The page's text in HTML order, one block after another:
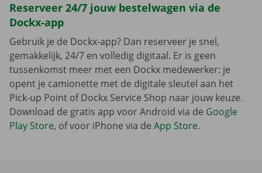
Reserveer 24/7 jouw bestelwagen via de
Dockx-app
Gebruik je de Dockx-app? Dan reserveer je snel,
gemakkelijk, 24/7 en volledig digitaal. Er is geen
tussenkomst meer met een Dockx medewerker: je
opent je camionette met de digitale sleutel aan het
Pick-up Point of Dockx Service Shop naar jouw keuze.
Download de gratis app voor Android via de Google
Play Store, of voor iPhone via de App Store.